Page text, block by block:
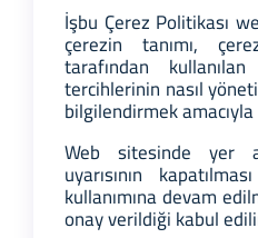
İşbu Çerez Politikası
çerezin tanımı,
tarafından
tercihlerinin nasıl
bilgilendirmek amacıyla
Web sitesinde yer
uyarısının
kullanımına devam
onay verildiği kabul